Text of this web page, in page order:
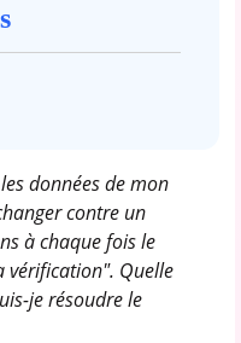
données de mon
contre un
à chaque fois le
vérification". Quelle
je résoudre le